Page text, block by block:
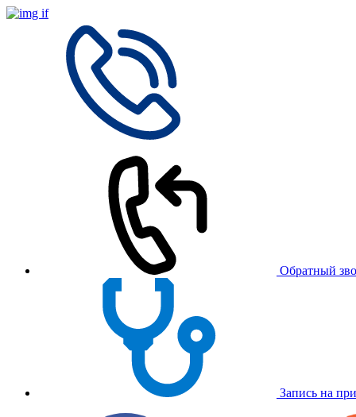
Обратный
Запись на